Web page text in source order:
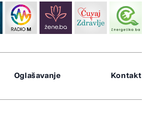
Oglašavanje Kontakt